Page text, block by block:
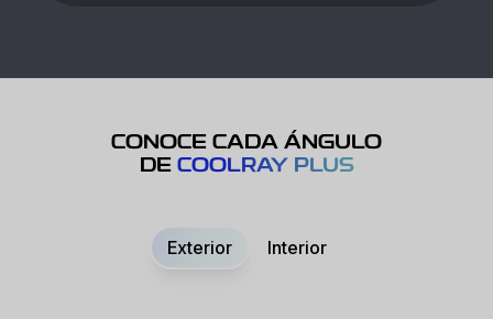
CONOCE CADA ÁNGULO
DE COOLRAY PLUS
Exterior Interior